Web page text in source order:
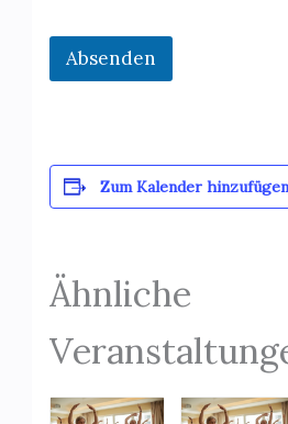
Absenden
Zum Kalender hinzufügen
Ähnliche